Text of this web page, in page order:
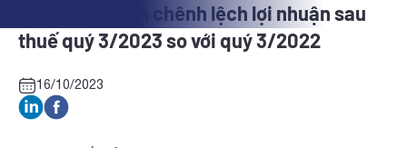
AAM: Giải trình chênh lệch lợi nhuận sau
thuế quý 3/2023 so với quý 3/2022
16/10/2023